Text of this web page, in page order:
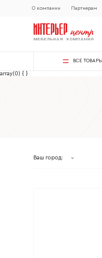
О компании Партнерам
ВСЕ ТОВАРЫ
array(0) { }
Ваш город: